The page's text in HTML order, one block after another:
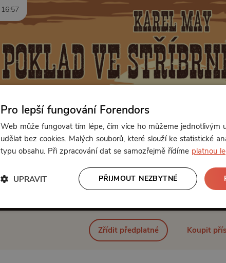
16:57
Od 89 Kč měsíčně nebo 39 Kč
Zřídit předplatné Koupit
Pro lepší fungování Forendors
Web může fungovat tím lépe, čím více ho můžeme jednotlivým
udělat bez cookies. Malých souborů, které slouží ke statistické
typu obsahu. Při zpracování dat se samozřejmě řídíme platnou
PŘIJMOUT NEZBYTNÉ
UPRAVIT